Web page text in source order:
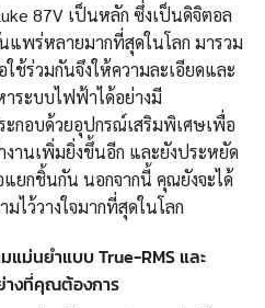
87V เป็นหลัก ซึ่งเป็นดิจิตอล
แพร่หลายมากที่สุดในโลก มารวม
ช้ร่วมกันจึงให้ความละเอียดและ
ระบบไฟฟ้าได้อย่างมี
กอบด้วยอุปกรณ์เสริมพิเศษเพื่อ
านเพิ่มยิ่งขึ้นอีก และยังประหยัด
แยกชิ้นกัน นอกจากนี้ คุณยังจะได้
ไว้วางใจมากที่สุดในโลก
ม่นยำแบบ True-RMS และ
งที่คุณต้องการ